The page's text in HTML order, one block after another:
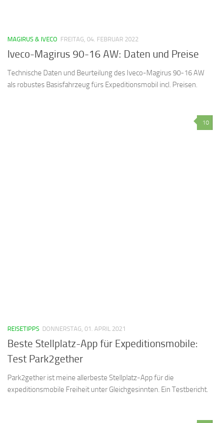
MAGIRUS & IVECO FREITAG, 04. FEBRUAR 2022
Iveco-Magirus 90-16 AW: Daten und Preise
Technische Daten und Beurteilung des Iveco-Magirus 90-16 AW
als robustes Basisfahrzeug fürs Expeditionsmobil incl. Preisen.
10
REISETIPPS DONNERSTAG, 01. APRIL 2021
Beste Stellplatz-App für Expeditionsmobile:
Test Park2gether
Park2gether ist meine allerbeste Stellplatz-App für die
expeditionsmobile Freiheit unter Gleichgesinnten. Ein Testbericht.